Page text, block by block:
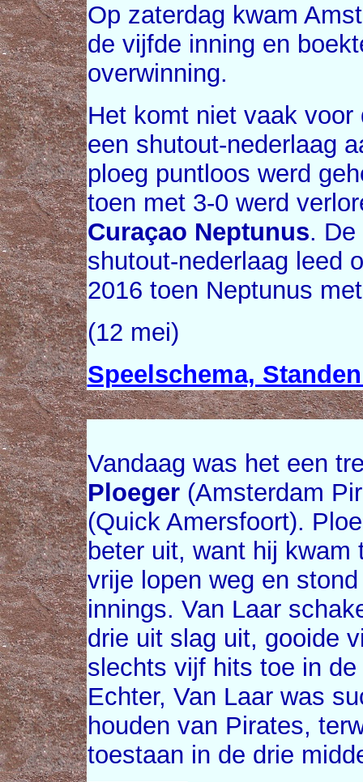
Op zaterdag kwam
de vijfde inning en
overwinning.
Het komt niet vaak
een shutout-nederlaag
ploeg puntloos werd
toen met 3-0 werd
Curaçao Neptunus.
shutout-nederlaag leed
2016 toen Neptunus
(12 mei)
Speelschema,
Vandaag was het een
Ploeger(Amsterdam
(Quick Amersfoort).
beter uit, want hij
vrije lopen weg en
innings. Van Laar
drie uit slag uit, gooide
slechts vijf hits toe in
Echter, Van Laar was
houden van Pirates,
toestaan in de drie